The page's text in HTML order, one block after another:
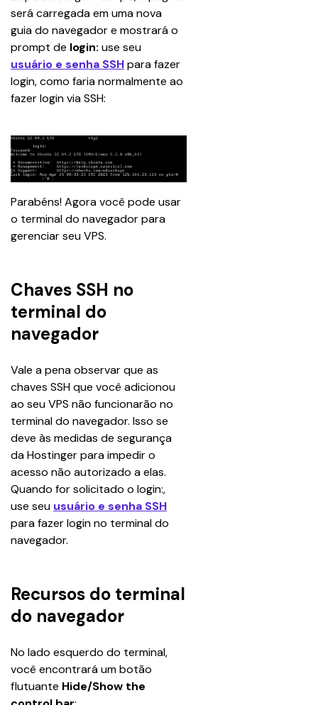
será carregada em uma nova
guia do navegador e mostrará o
prompt de login: use seu
usuário e senha SSH para fazer
login, como faria normalmente ao
fazer login via SSH:
Parabéns! Agora você pode usar
o terminal do navegador para
gerenciar seu VPS.
Chaves SSH no
terminal do
navegador
Vale a pena observar que as
chaves SSH que você adicionou
ao seu VPS não funcionarão no
terminal do navegador. Isso se
deve às medidas de segurança
da Hostinger para impedir o
acesso não autorizado a elas.
Quando for solicitado o login:,
use seu usuário e senha SSH
para fazer login no terminal do
navegador.
Recursos do terminal
do navegador
No lado esquerdo do terminal,
você encontrará um botão
flutuante Hide/Show the